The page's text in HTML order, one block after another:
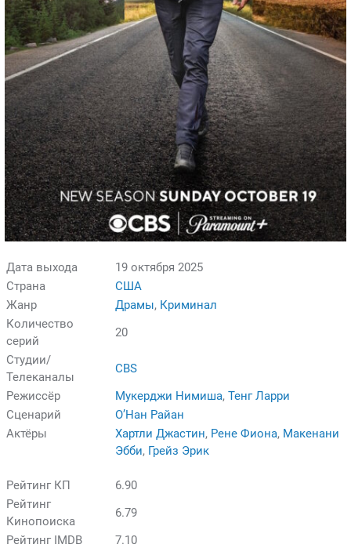
Дата выхода
19 октября 2025
Страна
США
Жанр
Драмы, Криминал
Количество
серий
20
Студии/
Телеканалы
CBS
Режиссёр
Мукерджи Нимиша, Тенг Ларри
Сценарий
О’Нан Райан
Актёры
Хартли Джастин, Рене Фиона, Макенани
Эбби, Грейз Эрик
Рейтинг КП
6.90
Рейтинг
Кинопоиска
6.79
Рейтинг IMDB
7.10